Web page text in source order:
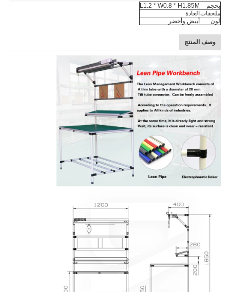
بحجم
L1.2 * W0.8 * H1.85M
ملحقات العادة
لون
أبيض وأخضر
وصف المنتج